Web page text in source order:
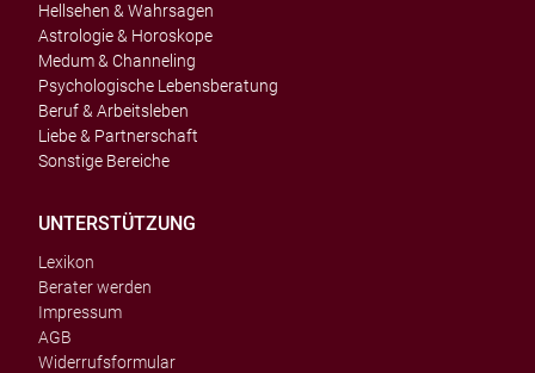
Hellsehen & Wahrsagen
Astrologie & Horoskope
Medum & Channeling
Psychologische Lebensberatung
Beruf & Arbeitsleben
Liebe & Partnerschaft
Sonstige Bereiche
UNTERSTÜTZUNG
Lexikon
Berater werden
Impressum
AGB
Widerrufsformular